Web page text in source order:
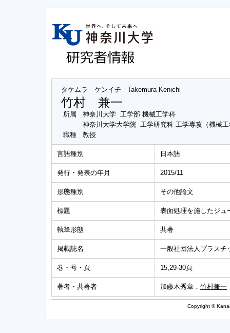
タケムラ ケンイチ Takemura Kenichi
竹村 兼一
所属
神奈川大学 工学部 機械工学科
神奈川大学大学院 工学研究科 工学専攻（機械
職種
教授
言語種別 日本語
発行・発表の年月 2015/11
形態種別 その他論文
標題 表面処理を施したジュ
執筆形態 共著
掲載誌名 一般社団法人プラスチ
巻・号・頁 15,29-30頁
著者・共著者 加藤木秀章， 竹村兼一
Copyright ©